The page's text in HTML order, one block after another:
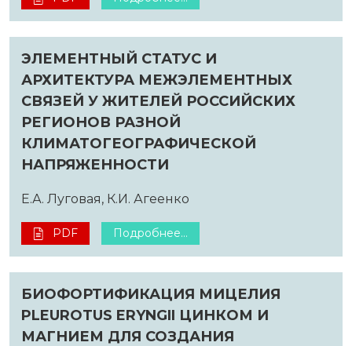
ЭЛЕМЕНТНЫЙ СТАТУС И
АРХИТЕКТУРА МЕЖЭЛЕМЕНТНЫХ
СВЯЗЕЙ У ЖИТЕЛЕЙ РОССИЙСКИХ
РЕГИОНОВ РАЗНОЙ
КЛИМАТОГЕОГРАФИЧЕСКОЙ
НАПРЯЖЕННОСТИ
Е.А. Луговая, К.И. Агеенко
PDF Подробнее...
БИОФОРТИФИКАЦИЯ МИЦЕЛИЯ
PLEUROTUS ERYNGII ЦИНКОМ И
МАГНИЕМ ДЛЯ СОЗДАНИЯ